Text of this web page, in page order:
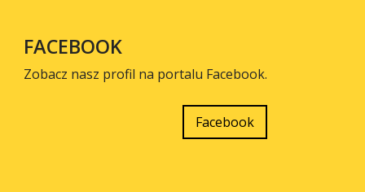
FACEBOOK
Zobacz nasz profil na portalu Facebook.
Facebook